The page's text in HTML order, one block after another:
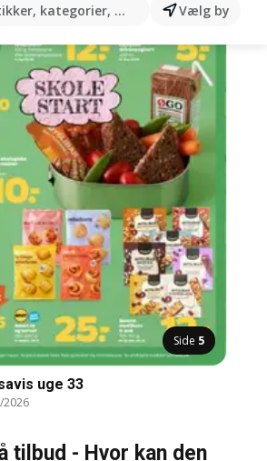
kategorier, produkter...Vælg by
Side 5
uge 33
2026
tilbud - Hvor kan den